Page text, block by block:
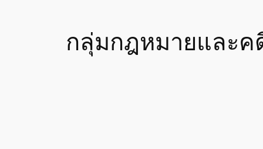
กลุ่มกฎหมายและค